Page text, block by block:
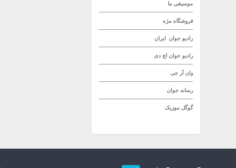
موسیقی ما
فروشگاه مژه
رادیو جوان ایران
رادیو جوان اچ دی
وان آر جی
رسانه جوان
گوگل موزیک